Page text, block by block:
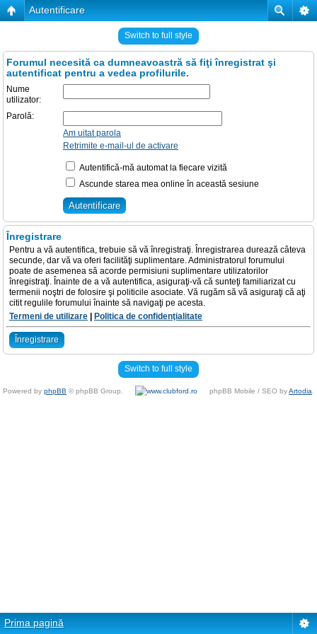
Autentificare
Switch to full style
Forumul necesită ca dumneavoastră să fiţi înregistrat şi
autentificat pentru a vedea profilurile.
Nume
utilizator:
Parolă:
Am uitat parola
Retrimite e-mail-ul de activare
Autentifică-mă automat la fiecare vizită
Ascunde starea mea online în această sesiune
Înregistrare
Pentru a vă autentifica, trebuie să vă înregistraţi. Înregistrarea durează câteva
secunde, dar vă va oferi facilităţi suplimentare. Administratorul forumului
poate de asemenea să acorde permisiuni suplimentare utilizatorilor
înregistraţi. Înainte de a vă autentifica, asiguraţi-vă că sunteţi familiarizat cu
termenii noştri de folosire şi politicile asociate. Vă rugăm să vă asiguraţi că aţi
citit regulile forumului înainte să navigaţi pe acesta.
Termeni de utilizare
Politica de confidenţialitate
Înregistrare
Switch to full style
Powered by phpBB © phpBB Group. phpBB Mobile / SEO byArtodia
Prima pagină